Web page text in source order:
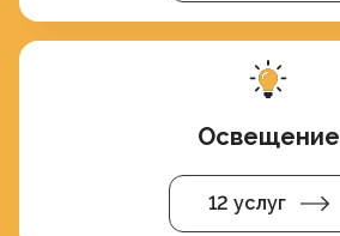
Освещение
12 услуг